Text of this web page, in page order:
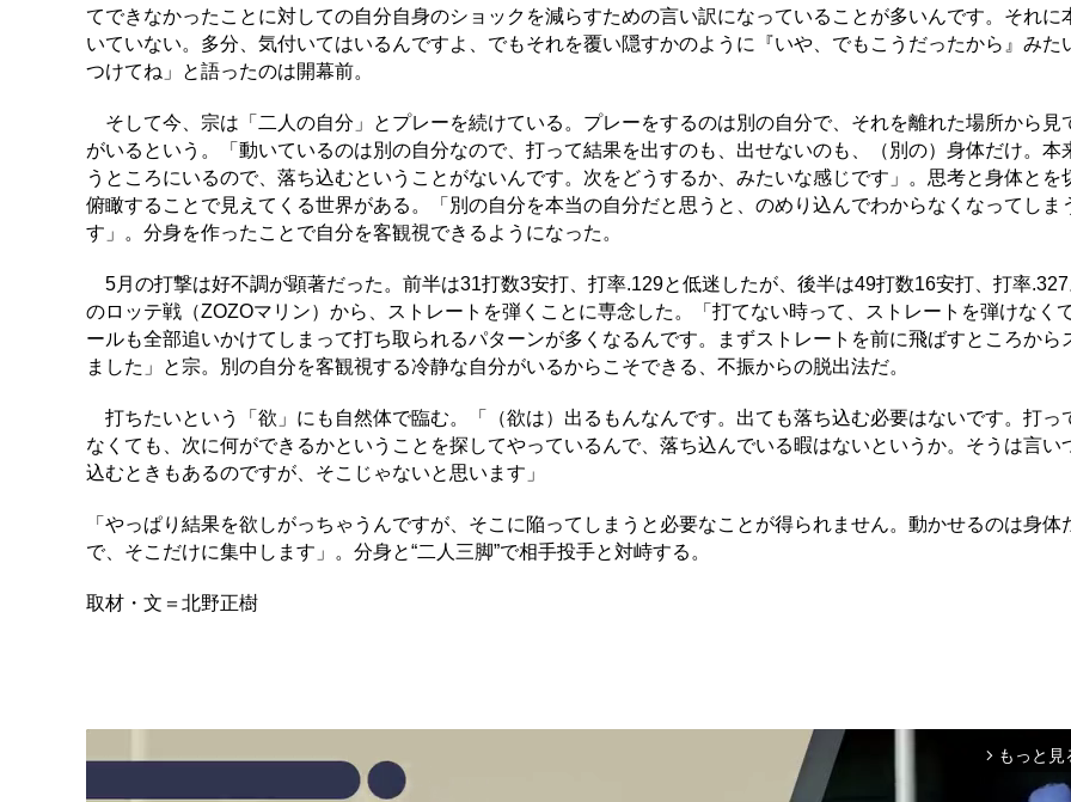
てできなかったことに対しての自分自身のショックを減らすための言い訳になっていることが多いんです。それに
いていない。多分、気付いてはいるんですよ、でもそれを覆い隠すかのように『いや、でもこうだったから』みた
つけてね」と語ったのは開幕前。
そして今、宗は「二人の自分」とプレーを続けている。プレーをするのは別の自分で、それを離れた場所から見
がいるという。「動いているのは別の自分なので、打って結果を出すのも、出せないのも、（別の）身体だけ。本
うところにいるので、落ち込むということがないんです。次をどうするか、みたいな感じです」。思考と身体とを
俯瞰することで見えてくる世界がある。「別の自分を本当の自分だと思うと、のめり込んでわからなくなってしま
す」。分身を作ったことで自分を客観視できるようになった。
5月の打撃は好不調が顕著だった。前半は31打数3安打、打率.129と低迷したが、後半は49打数16安打、打率
のロッテ戦（ZOZOマリン）から、ストレートを弾くことに専念した。「打てない時って、ストレートを弾けなく
ールも全部追いかけてしまって打ち取られるパターンが多くなるんです。まずストレートを前に飛ばすところから
ました」と宗。別の自分を客観視する冷静な自分がいるからこそできる、不振からの脱出法だ。
打ちたいという「欲」にも自然体で臨む。「（欲は）出るもんなんです。出ても落ち込む必要はないです。打っ
なくても、次に何ができるかということを探してやっているんで、落ち込んでいる暇はないというか。そうは言い
込むときもあるのですが、そこじゃないと思います」
「やっぱり結果を欲しがっちゃうんですが、そこに陥ってしまうと必要なことが得られません。動かせるのは身体
で、そこだけに集中します」。分身と“二人三脚”で相手投手と対峙する。
取材・文＝北野正樹
arrow_forward_ios もっと見